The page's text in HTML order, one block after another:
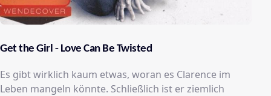
Get the Girl - Love Can Be Twisted
Es gibt wirklich kaum etwas, woran es Clarence im
Leben mangeln könnte. Schließlich ist er ziemlich